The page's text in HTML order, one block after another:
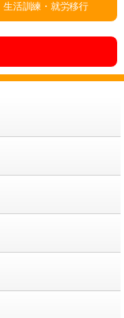
生活訓練・就労移行